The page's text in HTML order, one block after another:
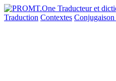
Traduction Contextes Conjugaison